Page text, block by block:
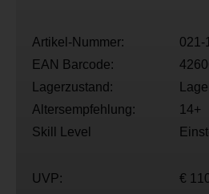
Artikel-Nummer:
021-
EAN Barcode:
Lagerzustand:
Altersempfehlung:
14+
Skill Level
UVP: €